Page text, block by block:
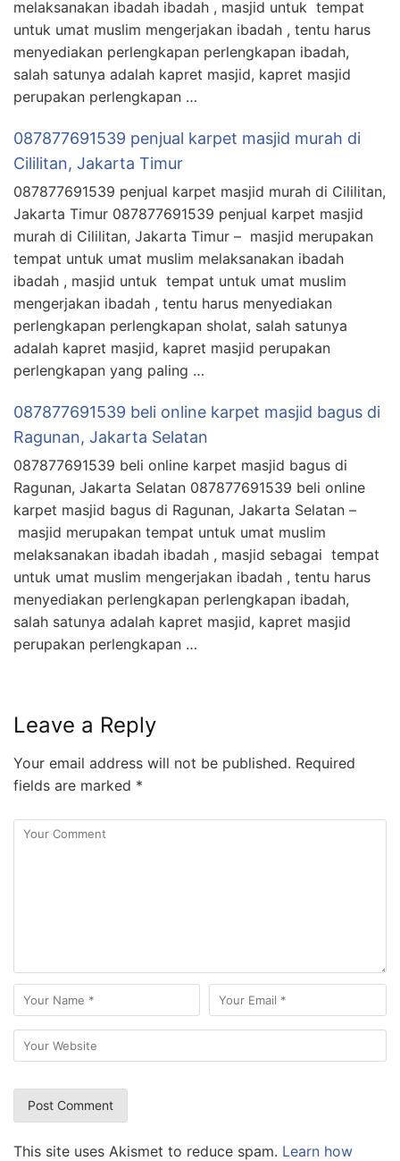
melaksanakan ibadah ibadah , masjid untuk tempat
untuk umat muslim mengerjakan ibadah , tentu harus
menyediakan perlengkapan perlengkapan ibadah,
salah satunya adalah kapret masjid, kapret masjid
perupakan perlengkapan …
087877691539 penjual karpet masjid murah di
Cililitan, Jakarta Timur
087877691539 penjual karpet masjid murah di Cililitan,
Jakarta Timur 087877691539 penjual karpet masjid
murah di Cililitan, Jakarta Timur – masjid merupakan
tempat untuk umat muslim melaksanakan ibadah
ibadah , masjid untuk tempat untuk umat muslim
mengerjakan ibadah , tentu harus menyediakan
perlengkapan perlengkapan sholat, salah satunya
adalah kapret masjid, kapret masjid perupakan
perlengkapan yang paling …
087877691539 beli online karpet masjid bagus di
Ragunan, Jakarta Selatan
087877691539 beli online karpet masjid bagus di
Ragunan, Jakarta Selatan 087877691539 beli online
karpet masjid bagus di Ragunan, Jakarta Selatan –
masjid merupakan tempat untuk umat muslim
melaksanakan ibadah ibadah , masjid sebagai tempat
untuk umat muslim mengerjakan ibadah , tentu harus
menyediakan perlengkapan perlengkapan ibadah,
salah satunya adalah kapret masjid, kapret masjid
perupakan perlengkapan …
Leave a Reply
Your email address will not be published. Required
fields are marked *
This site uses Akismet to reduce spam. Learn how